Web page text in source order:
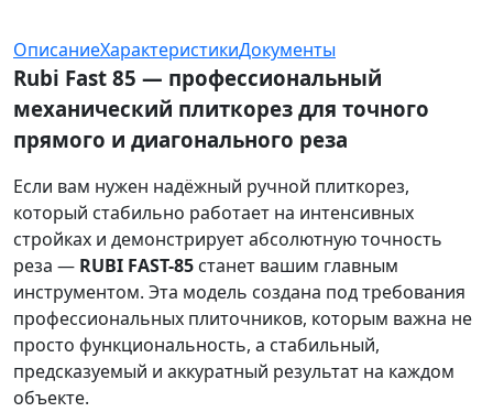
ОписаниеХарактеристикиДокументы
Rubi Fast 85 — профессиональный
механический плиткорез для точного
прямого и диагонального реза
Если вам нужен надёжный ручной плиткорез,
который стабильно работает на интенсивных
стройках и демонстрирует абсолютную точность
реза — RUBI FAST-85 станет вашим главным
инструментом. Эта модель создана под требования
профессиональных плиточников, которым важна не
просто функциональность, а стабильный,
предсказуемый и аккуратный результат на каждом
объекте.